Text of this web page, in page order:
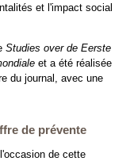
et l'impact social
Studies over de Eerste
et a été réalisée
du journal, avec une
de prévente
de cette